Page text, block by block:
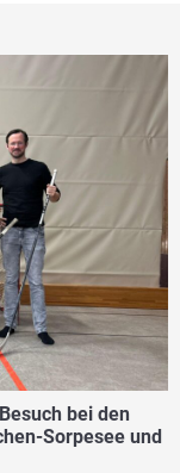
bei den
Sorpesee und